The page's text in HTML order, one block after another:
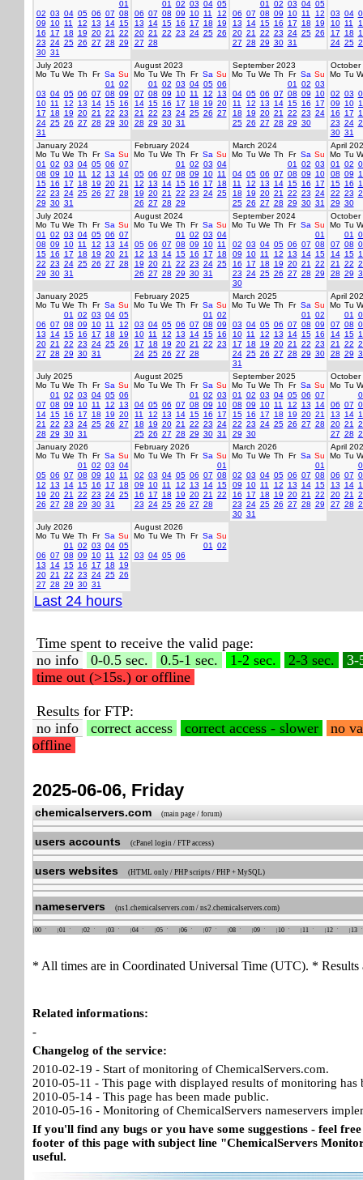
01
02 03 04 05 06 07 08
09
10 11 12 13 14 15
16
17 18 19 20 21
22
23 24 25 26 27 28 29
30 31
01 02 03 04 05
06 07 08 09 10 11
12
13
14 15 16 17 18
19
20 21 22 23 24 25 26
27 28
01 02 03 04 05
06 07 08 09 10 11
12
13
14 15 16 17 18
19
20 21 22 23 24 25 26
27 28 29 30 31
03 04
10 11
17
18
24 25
July 2023
Mo Tu We Th Fr Sa Su
01
02
03 04 05 06 07 08 09
10 11 12 13 14 15 16
17
18 19 20 21 22 23
24 25 26 27 28 29 30
31
August 2023
Mo Tu We Th Fr Sa Su
01
02 03 04 05 06
07 08 09 10 11 12
13
14 15 16 17 18 19 20
21
22 23 24 25 26 27
28 29 30 31
September 2023
Mo Tu We Th Fr Sa Su
01
02 03
04 05 06 07 08 09
10
11
12 13 14 15 16
17
18
19 20 21 22 23 24
25 26 27 28 29 30
October
Mo Tu
02 03
09
10
16
17
23 24
30 31
January 2024
Mo Tu We Th Fr Sa Su
01
02 03 04 05 06 07
08 09 10 11 12 13
14
15 16 17 18 19 20 21
22 23 24 25 26 27 28
29 30 31
February 2024
Mo Tu We Th Fr Sa Su
01
02 03 04
05 06 07 08 09 10 11
12
13 14 15 16 17
18
19 20 21 22 23 24 25
26 27 28 29
March 2024
Mo Tu We Th Fr Sa Su
01
02 03
04 05 06 07 08 09
10
11
12 13 14 15 16
17
18
19 20 21 22 23 24
25 26 27 28 29 30 31
April
Mo Tu
01
02
08 09
15 16
22 23
29 30
July 2024
Mo Tu We Th Fr Sa Su
01
02 03 04 05 06 07
08 09 10 11 12 13
14
15 16 17 18 19 20 21
22 23 24 25 26 27 28
29 30 31
August 2024
Mo Tu We Th Fr Sa Su
01
02 03 04
05 06 07 08 09 10 11
12
13 14 15 16 17
18
19 20 21 22 23 24 25
26 27 28 29 30 31
September 2024
Mo Tu We Th Fr Sa Su
01
02 03 04 05 06 07 08
09
10 11 12 13 14 15
16
17 18 19 20 21
22
23 24 25 26 27 28 29
30
October
Mo Tu
01
07 08
14 15
21
22
28 29
January 2025
Mo Tu We Th Fr Sa Su
01
02 03 04 05
06 07 08 09 10 11
12
13
14 15 16 17 18
19
20 21 22 23 24 25 26
27 28 29 30 31
February 2025
Mo Tu We Th Fr Sa Su
01
02
03 04 05 06 07 08 09
10 11 12 13 14 15 16
17
18 19 20 21 22 23
24 25 26 27 28
March 2025
Mo Tu We Th Fr Sa Su
01
02
03 04 05 06 07 08 09
10 11 12 13 14 15 16
17
18 19 20 21 22 23
24 25 26 27 28 29 30
31
April
Mo Tu
01
07 08
14 15
21
22
28 29
July 2025
Mo Tu We Th Fr Sa Su
01
02 03 04 05 06
07 08 09 10 11 12
13
14 15 16 17 18 19 20
21
22 23 24 25 26 27
28 29 30 31
August 2025
Mo Tu We Th Fr Sa Su
01
02 03
04 05 06 07 08 09
10
11
12 13 14 15 16
17
18
19 20 21 22 23 24
25 26 27 28 29 30 31
September 2025
Mo Tu We Th Fr Sa Su
01
02 03 04 05 06 07
08 09 10 11 12 13
14
15 16 17 18 19 20 21
22 23 24 25 26 27 28
29 30
October
Mo Tu
06 07
13
14
20 21
27 28
January 2026
Mo Tu We Th Fr Sa Su
01
02 03 04
05 06 07 08 09 10 11
12
13 14 15 16 17
18
19 20 21 22 23 24 25
26 27 28 29 30 31
February 2026
Mo Tu We Th Fr Sa Su
01
02 03 04 05 06 07 08
09
10 11 12 13 14 15
16
17 18 19 20 21
22
23 24 25 26 27 28
March 2026
Mo Tu We Th Fr Sa Su
01
02 03 04 05 06 07 08
09
10 11 12 13 14 15
16
17 18 19 20 21
22
23 24 25 26 27 28 29
30 31
April
Mo Tu
06 07
13
14
20 21
27 28
July 2026
Mo Tu We Th Fr Sa Su
01
02 03 04 05
06 07 08 09 10 11
12
13
14 15 16 17 18
19
20 21 22 23 24 25 26
27 28 29 30 31
August 2026
Mo Tu We Th Fr Sa Su
01
02
03 04 05 06
Last 24 hours
Time spent to receive the valid page:
no info
0-0.5 sec. 0.5-1 sec. 1-2 sec. 2-3 sec.
3-
time out (>15s.) or offline
Results for FTP:
no info
correct access correct access - slower
no
offline
2025-06-06, Friday
chemicalservers.com (main page / forum)
users accounts (cPanel login / FTP access)
users websites (HTML only / PHP scripts / PHP + MySQL)
nameservers (ns1.chemicalservers.com / ns2.chemicalservers.com)
00 01 02 03 04 05 06 07 08 09 10 11 12 13
* All times are in Coordinated Universal Time (UTC). * Results
Related informations:
-
Changelog of the service:
2010-02-19 - Start of monitoring of ChemicalServers.com.
2010-05-11 - This page with displayed results of monitoring has
2010-05-14 - This page has been made public.
2010-05-16 - Monitoring of ChemicalServers nameservers
If you'll find any bugs or you have some suggestions - feel
footer of this page with subject line "ChemicalServers
useful.